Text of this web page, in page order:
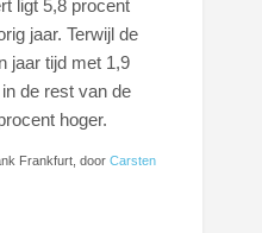
ligt 5,8 procent
jaar. Terwijl de
jaar tijd met 1,9
de rest van de
hoger.
Frankfurt, doorCarsten